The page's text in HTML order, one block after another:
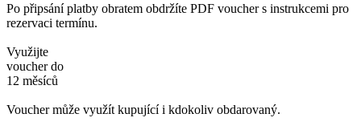
Po připsání platby obratem obdržíte PDF voucher s instrukcemi pro
rezervaci termínu.
Využijte
voucher do
12 měsíců
Voucher může využít kupující i kdokoliv obdarovaný.